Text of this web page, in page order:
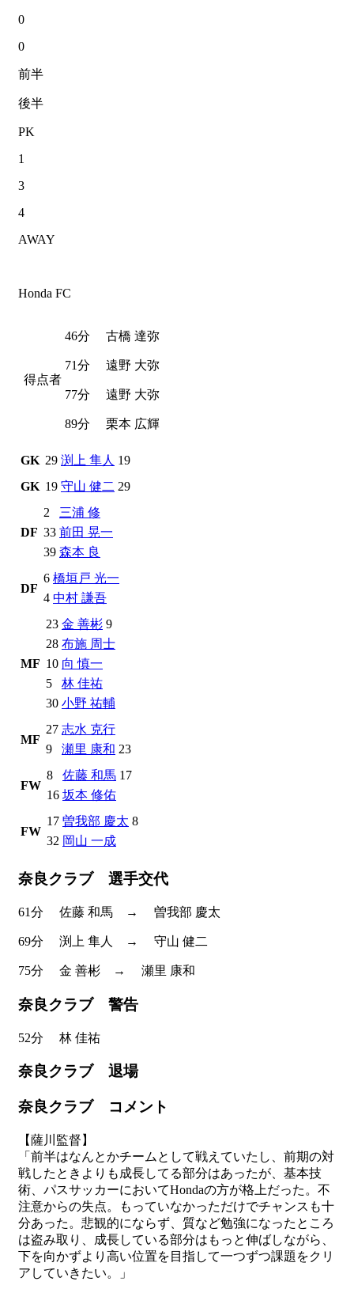
0
0
前半
後半
PK
1
3
4
AWAY
Honda FC
得点者
46分 古橋 達弥
71分 遠野 大弥
77分 遠野 大弥
89分 栗本 広輝
GK 29 渕上 隼人 19
GK 19 守山 健二 29
DF
2
三浦 修
33 前田 晃一
39 森本 良
DF
6 橋垣戸 光一
4 中村 謙吾
MF
23 金 善彬 9
28 布施 周士
10 向 慎一
5
林 佳祐
30 小野 祐輔
MF
27 志水 克行
9
瀬里 康和 23
FW
8 佐藤 和馬 17
16 坂本 修佑
FW
17 曽我部 慶太 8
32 岡山 一成
奈良クラブ 選手交代
61分 佐藤 和馬 → 曽我部 慶太
69分 渕上 隼人 → 守山 健二
75分 金 善彬 → 瀬里 康和
奈良クラブ 警告
52分 林 佳祐
奈良クラブ 退場
奈良クラブ コメント
【薩川監督】
「前半はなんとかチームとして戦えていたし、前期の対
戦したときよりも成長してる部分はあったが、基本技
術、パスサッカーにおいてHondaの方が格上だった。不
注意からの失点。もっていなかっただけでチャンスも十
分あった。悲観的にならず、質など勉強になったところ
は盗み取り、成長している部分はもっと伸ばしながら、
下を向かずより高い位置を目指して一つずつ課題をクリ
アしていきたい。」